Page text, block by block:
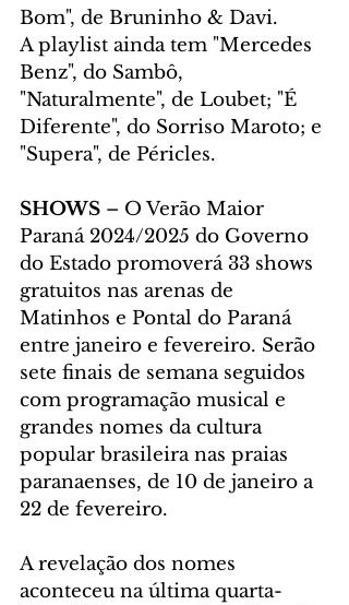
Bom", de Bruninho & Davi.
A playlist ainda tem "Mercedes
Benz", do Sambô,
"Naturalmente", de Loubet; "É
Diferente", do Sorriso Maroto; e
"Supera", de Péricles.
SHOWS – O Verão Maior
Paraná 2024/2025 do Governo
do Estado promoverá 33 shows
gratuitos nas arenas de
Matinhos e Pontal do Paraná
entre janeiro e fevereiro. Serão
sete finais de semana seguidos
com programação musical e
grandes nomes da cultura
popular brasileira nas praias
paranaenses, de 10 de janeiro a
22 de fevereiro.
A revelação dos nomes
aconteceu na última quarta-